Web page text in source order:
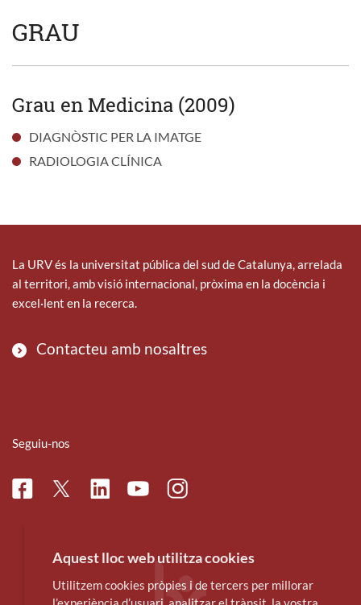
GRAU
Grau en Medicina (2009)
DIAGNÒSTIC PER LA IMATGE
RADIOLOGIA CLÍNICA
La URV és la universitat pública del sud de Catalunya, arrelada
al territori, amb visió internacional, pròxima en la docència i
excel·lent en la recerca.
Contacteu amb nosaltres
Seguiu-nos
FacebookTwitterLinkedinYoutubeInstagram
Aquest lloc web utilitza cookies
Utilitzem cookies pròpies i de tercers per millorar